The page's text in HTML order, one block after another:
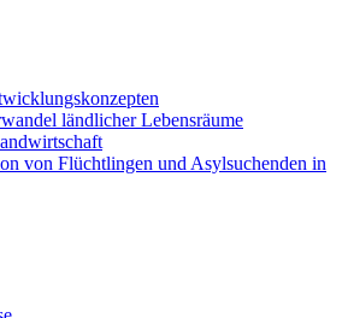
ländlicher Lebensräume
von Flüchtlingen und Asylsuchenden in